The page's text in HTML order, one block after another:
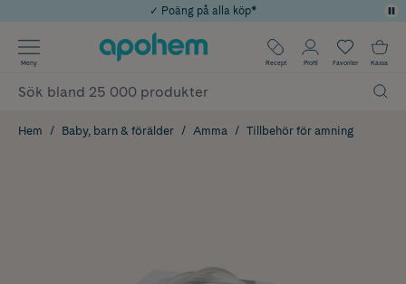
Årets Butik 2025 inom Skönhet
Använd kod: SOMMAR20 för 20% över 649kr
✓ Rådgivning från farmaceuter & hudterapeuter
✓ Poäng på alla köp*
Meny Recept Profil Favoriter Kassa
Hem Baby, barn & förälder Amma Tillbehör för amning